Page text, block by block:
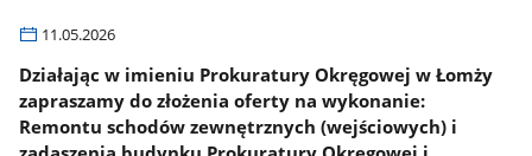
11.05.2026
Działając w imieniu Prokuratury Okręgowej w Łomży
zapraszamy do złożenia oferty na wykonanie:
Remontu schodów zewnętrznych (wejściowych) i